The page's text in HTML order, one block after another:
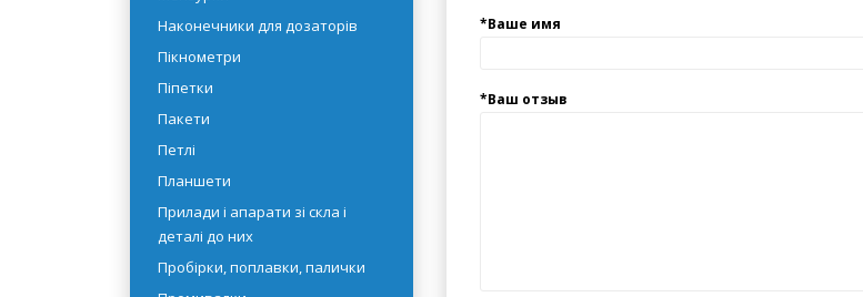
Крапельниці
Мензурки
Наконечники для дозаторів
Пікнометри
Піпетки
Пакети
Петлі
Планшети
Прилади і апарати зі скла і
деталі до них